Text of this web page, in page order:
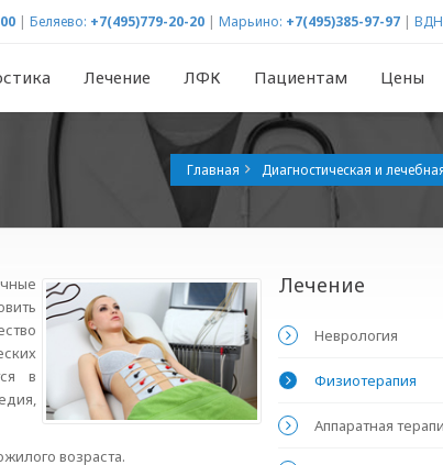
| Беляево: +7(495)779-20-20 | Марьино: +7(495)385-97-97 |
Лечение ЛФК Пациентам Цены
Главная Диагностическая и
в
возраста.
Лечение
Неврология
Физиотерапия
Аппаратная